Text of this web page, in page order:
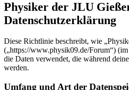
Physiker der JLU
Datenschutzerklärung
Diese Richtlinie beschreibt, wie
(„https://www.physik09.de/Forum“)
die Daten verwendet, die während
werden.
Umfang und Art der